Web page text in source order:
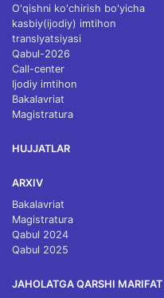
O'qishni ko'chirish bo'yicha
kasbiy(ijodiy) imtihon
translyatsiyasi
Qabul-2026
Call-center
Ijodiy imtihon
Bakalavriat
Magistratura
HUJJATLAR
ARXIV
Bakalavriat
Magistratura
Qabul 2024
Qabul 2025
JAHOLATGA QARSHI MARIFAT